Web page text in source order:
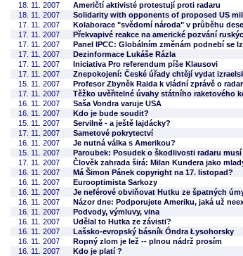
18. 11. 2007
Američtí aktivisté protestují proti radaru
18. 11. 2007
Solidarity with opponents of proposed US
17. 11. 2007
Kolaborace "svědomí národa" v průběhu
17. 11. 2007
Překvapivé reakce na americké pozvání
17. 11. 2007
Panel IPCC: Globálním změnám podnebí se
17. 11. 2007
Dezinformace Lukáše Rázla
17. 11. 2007
Iniciativa Pro referendum píše Klausovi
17. 11. 2007
Znepokojení: České úřady chtějí vydat
15. 11. 2007
Profesor Zbyněk Raida k vládní zprávě o
17. 11. 2007
Těžko uvěřitelné úvahy státního raketového
16. 11. 2007
Saša Vondra varuje USA
16. 11. 2007
Kdo je bude soudit?
15. 11. 2007
Servilně - a ještě lajdácky?
17. 11. 2007
Sametové pokrytectví
16. 11. 2007
Je nutná válka s Amerikou?
15. 11. 2007
Paroubek: Posudek o škodlivosti radaru
17. 11. 2007
Člověk zahrada širá: Milan Kundera jako
16. 11. 2007
Má Šimon Pánek copyright na 17. listopad?
16. 11. 2007
Eurooptimista Sarkozy
16. 11. 2007
Je neférové obviňovat Hutku ze špatných
16. 11. 2007
Názor dne: Podporujete Ameriku, jaká už
16. 11. 2007
Podvody, výmluvy, vina
16. 11. 2007
Udělal to Hutka ze závisti?
16. 11. 2007
Lašsko-evropský básník Óndra Łysohorsky
16. 11. 2007
Ropný zlom je lež -- plnou nádrž prosím
16. 11. 2007
Kdo je platí ?